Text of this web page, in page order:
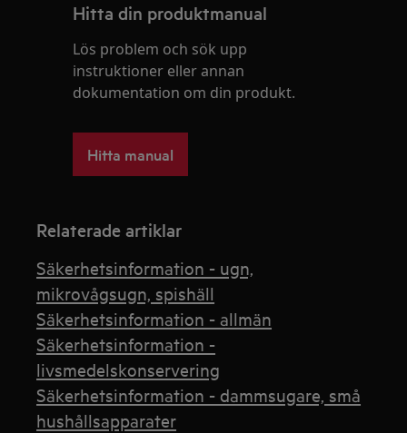
Hitta din produktmanual
Lös problem och sök upp
instruktioner eller annan
dokumentation om din produkt.
Hitta manual
Relaterade artiklar
Säkerhetsinformation - ugn,
mikrovågsugn, spishäll
Säkerhetsinformation - allmän
Säkerhetsinformation -
livsmedelskonservering
Säkerhetsinformation - dammsugare, små
hushållsapparater